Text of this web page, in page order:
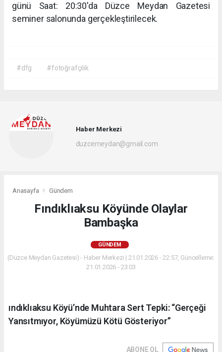
günü Saat: 20:30'da Düzce Meydan Gazetesi
seminer salonunda gerçekleştirilecek.
#dfg #fotoğrafçılık
Haber Merkezi
duzcemeydan@gmail.com
Anasayfa Gündem
Fındıklıaksu Köyünde Olaylar
Bambaşka
GÜNDEM
(Düzce Meydan Gazetesi) - Haber Merkezi | 21.01.2026 - 22:57, Güncelleme:
21.01.2026 - 23:03
ındıklıaksu Köyü’nde Muhtara Sert Tepki: “Gerçeği
Yansıtmıyor, Köyümüzü Kötü Gösteriyor”
ABONE OL